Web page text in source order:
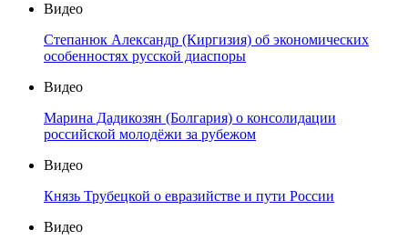
Видео
Степанюк Александр (Киргизия) об экономических
особенностях русской диаспоры
Видео
Марина Дадикозян (Болгария) о консолидации
российской молодёжи за рубежом
Видео
Князь Трубецкой о евразийстве и пути России
Видео